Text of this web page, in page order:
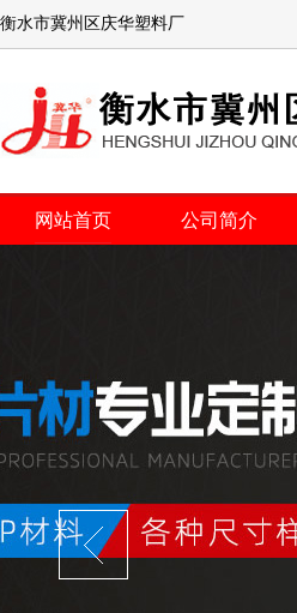
衡水市冀州区庆华塑料厂
网站首页 公司简介